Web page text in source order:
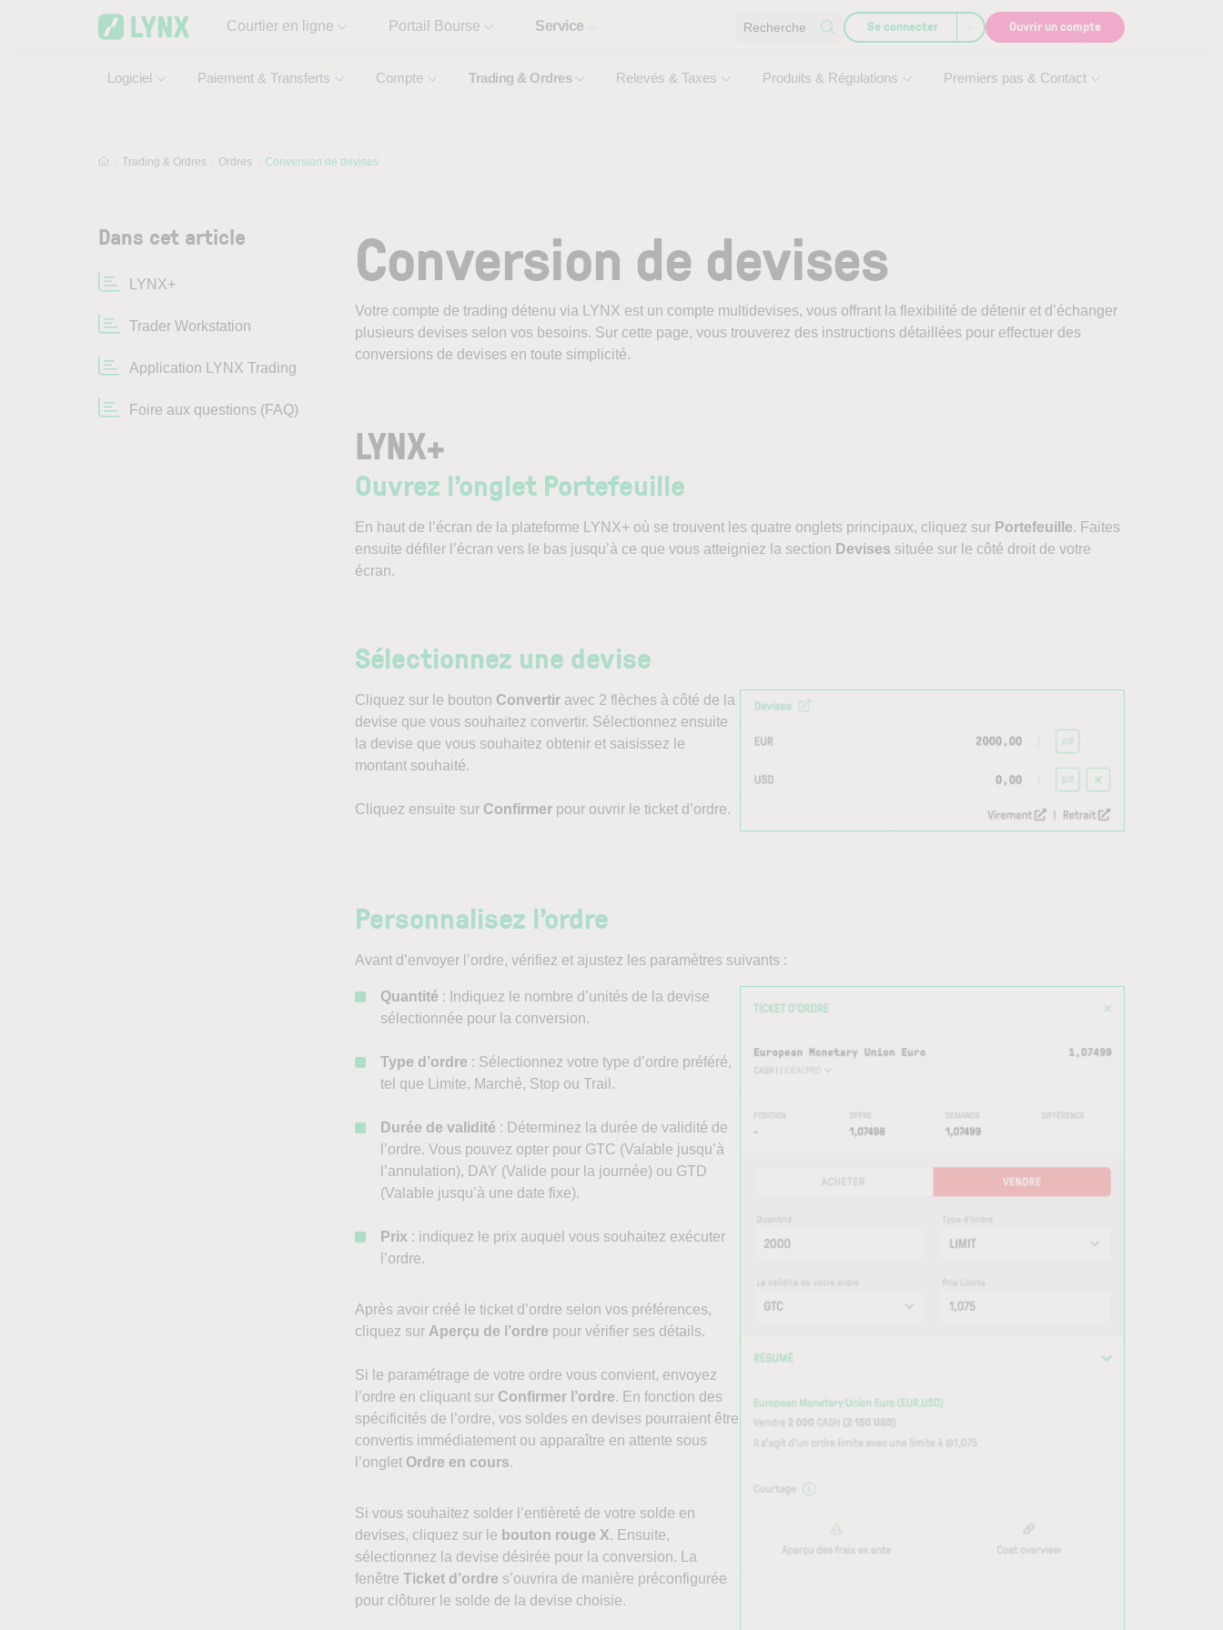
Courtier en ligne
Portail Bourse Service
Logiciel Paiement & Transferts Compte Trading & Ordres Relevés & Taxes Produits & Régulations Premiers pas & Contact
Recherche Se connecter Ouvrir un compte
Trading & Ordres Ordres Conversion de devises
Dans cet article
LYNX+
Trader Workstation
Application LYNX Trading
Foire aux questions (FAQ)
Conversion de devises
Votre compte de trading détenu via LYNX est un compte multidevises, vous offrant la flexibilité de détenir et d’échanger
plusieurs devises selon vos besoins. Sur cette page, vous trouverez des instructions détaillées pour effectuer des
conversions de devises en toute simplicité.
LYNX+
Ouvrez l’onglet Portefeuille
En haut de l’écran de la plateforme LYNX+ où se trouvent les quatre onglets principaux, cliquez sur Portefeuille. Faites
ensuite défiler l’écran vers le bas jusqu’à ce que vous atteigniez la section Devises située sur le côté droit de votre
écran.
Sélectionnez une devise
Cliquez sur le bouton Convertir avec 2 flèches à côté de la
devise que vous souhaitez convertir. Sélectionnez ensuite
la devise que vous souhaitez obtenir et saisissez le
montant souhaité.
Cliquez ensuite sur Confirmer pour ouvrir le ticket d’ordre.
Personnalisez l’ordre
Avant d’envoyer l’ordre, vérifiez et ajustez les paramètres suivants :
Quantité : Indiquez le nombre d’unités de la devise
sélectionnée pour la conversion.
Type d’ordre : Sélectionnez votre type d’ordre préféré,
tel que Limite, Marché, Stop ou Trail.
Durée de validité : Déterminez la durée de validité de
l’ordre. Vous pouvez opter pour GTC (Valable jusqu’à
l’annulation), DAY (Valide pour la journée) ou GTD
(Valable jusqu’à une date fixe).
Prix : indiquez le prix auquel vous souhaitez exécuter
l’ordre.
Après avoir créé le ticket d’ordre selon vos préférences,
cliquez sur Aperçu de l’ordre pour vérifier ses détails.
Si le paramétrage de votre ordre vous convient, envoyez
l’ordre en cliquant sur Confirmer l’ordre. En fonction des
spécificités de l’ordre, vos soldes en devises pourraient être
convertis immédiatement ou apparaître en attente sous
l’onglet Ordre en cours.
Si vous souhaitez solder l’entièreté de votre solde en
devises, cliquez sur le bouton rouge X. Ensuite,
sélectionnez la devise désirée pour la conversion. La
fenêtre Ticket d’ordre s’ouvrira de manière préconfigurée
pour clôturer le solde de la devise choisie.